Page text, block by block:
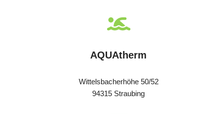
AQUAtherm
Wittelsbacherhöhe 50/52
94315 Straubing